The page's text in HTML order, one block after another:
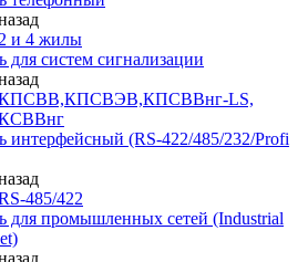
2 и 4 жилы
для систем сигнализации
LS,
интерфейсный (RS-422/485/232/Profi
485/422
для промышленных сетей (Industrial